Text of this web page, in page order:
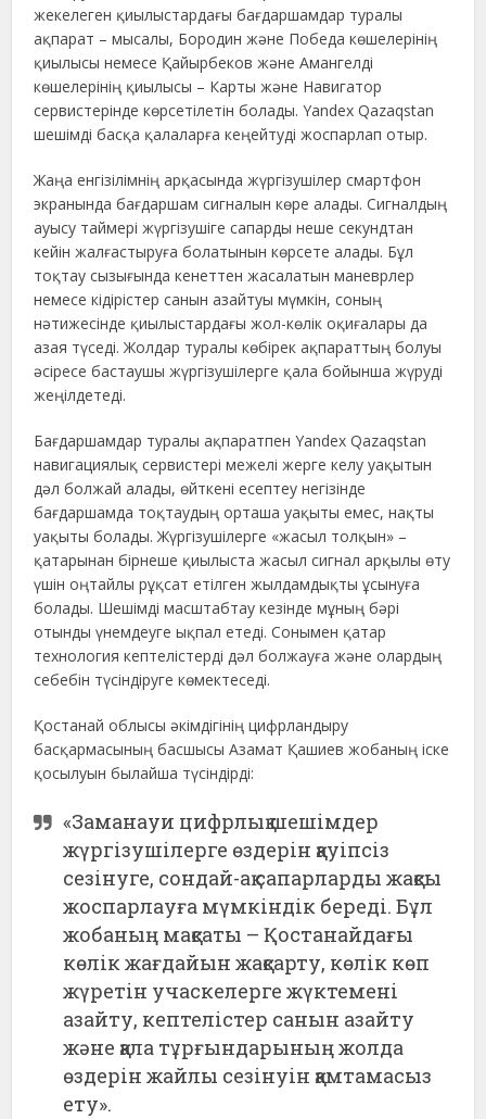
жекелеген қиылыстардағы бағдаршамдар туралы
ақпарат – мысалы, Бородин және Победа көшелерінің
қиылысы немесе Қайырбеков және Амангелді
көшелерінің қиылысы – Карты және Навигатор
сервистерінде көрсетілетін болады. Yandex Qazaqstan
шешімді басқа қалаларға кеңейтуді жоспарлап отыр.
Жаңа енгізілімнің арқасында жүргізушілер смартфон
экранында бағдаршам сигналын көре алады. Сигналдың
ауысу таймері жүргізушіге сапарды неше секундтан
кейін жалғастыруға болатынын көрсете алады. Бұл
тоқтау сызығында кенеттен жасалатын маневрлер
немесе кідірістер санын азайтуы мүмкін, соның
нәтижесінде қиылыстардағы жол-көлік оқиғалары да
азая түседі. Жолдар туралы көбірек ақпараттың болуы
әсіресе бастаушы жүргізушілерге қала бойынша жүруді
жеңілдетеді.
Бағдаршамдар туралы ақпаратпен Yandex Qazaqstan
навигациялық сервистері межелі жерге келу уақытын
дәл болжай алады, өйткені есептеу негізінде
бағдаршамда тоқтаудың орташа уақыты емес, нақты
уақыты болады. Жүргізушілерге «жасыл толқын» –
қатарынан бірнеше қиылыста жасыл сигнал арқылы өту
үшін оңтайлы рұқсат етілген жылдамдықты ұсынуға
болады. Шешімді масштабтау кезінде мұның бәрі
отынды үнемдеуге ықпал етеді. Сонымен қатар
технология кептелістерді дәл болжауға және олардың
себебін түсіндіруге көмектеседі.
Қостанай облысы әкімдігінің цифрландыру
басқармасының басшысы Азамат Қашиев жобаның іске
қосылуын былайша түсіндірді:
«Заманауи цифрлық шешімдер
жүргізушілерге өздерін қауіпсіз
сезінуге, сондай-ақ сапарларды жақсы
жоспарлауға мүмкіндік береді. Бұл
жобаның мақсаты – Қостанайдағы
көлік жағдайын жақсарту, көлік көп
жүретін учаскелерге жүктемені
азайту, кептелістер санын азайту
және қала тұрғындарының жолда
өздерін жайлы сезінуін қамтамасыз
ету».